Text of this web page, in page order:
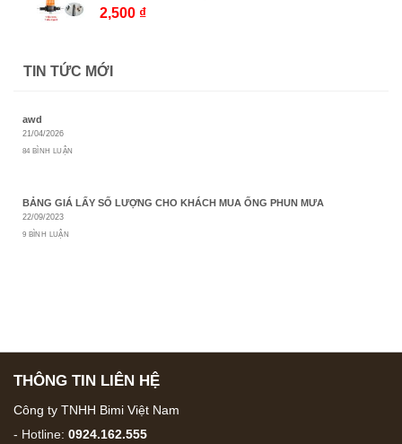
2,500 ₫
TIN TỨC MỚI
awd
21/04/2026
84 BÌNH LUẬN
BẢNG GIÁ LẤY SỐ LƯỢNG CHO KHÁCH MUA ỐNG PHUN MƯA
22/09/2023
9 BÌNH LUẬN
THÔNG TIN LIÊN HỆ
Công ty TNHH Bimi Việt Nam
- Hotline: 0924.162.555